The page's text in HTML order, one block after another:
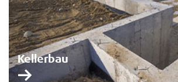
Kellerbau